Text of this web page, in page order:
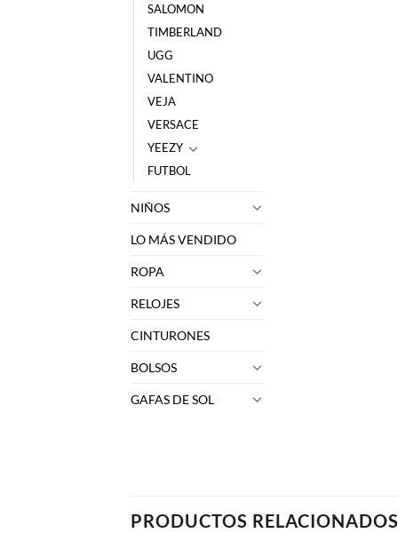
SALOMON
TIMBERLAND
UGG
VALENTINO
VEJA
VERSACE
YEEZY
FUTBOL
NIÑOS
LO MÁS VENDIDO
ROPA
RELOJES
CINTURONES
BOLSOS
GAFAS DE SOL
PRODUCTOS RELACIONADOS